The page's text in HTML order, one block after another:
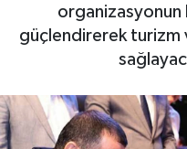
organizasyonun
güçlendirerek turizm